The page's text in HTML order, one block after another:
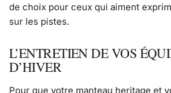
de choix pour ceux qui aiment
sur les pistes.
L’ENTRETIEN DE VOS
D’HIVER
Pour que votre manteau heritage et